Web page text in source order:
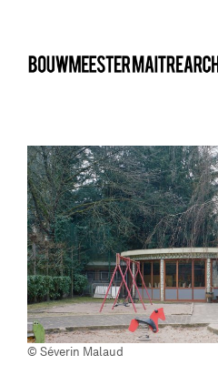
bma
© Séverin Malaud